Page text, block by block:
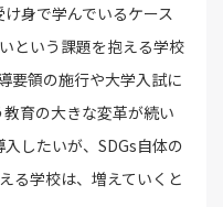
身で学んでいるケース
という課題を抱える学校
要領の施行や大学入試に
育の大きな変革が続い
したいが、SDGs自体の
る学校は、増えていくと